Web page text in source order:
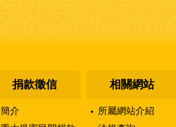
捐款徵信
簡介
相關網站
所屬網站介紹